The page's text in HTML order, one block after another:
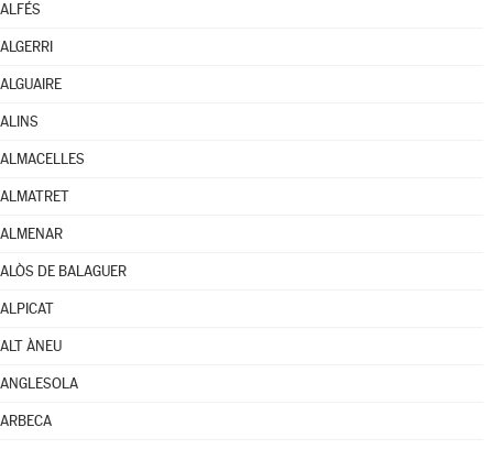
ALFÉS
ALGERRI
ALGUAIRE
ALINS
ALMACELLES
ALMATRET
ALMENAR
ALÒS DE BALAGUER
ALPICAT
ALT ÀNEU
ANGLESOLA
ARBECA